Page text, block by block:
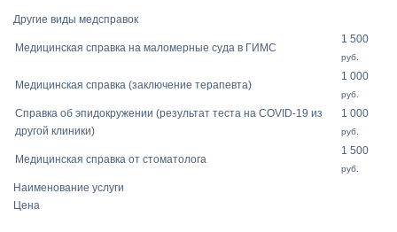
Другие виды медсправок
Медицинская справка на маломерные суда в ГИМС
1 500
руб.
Медицинская справка (заключение терапевта)
1 000
руб.
Справка об эпидокружении (результат теста на COVID-19 из
другой клиники)
1 000
руб.
Медицинская справка от стоматолога
1 500
руб.
Наименование услуги
Цена